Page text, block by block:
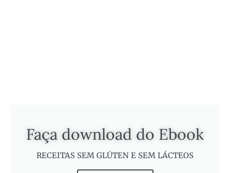
Faça download do Ebook
RECEITAS SEM GLÚTEN E SEM LÁCTEOS